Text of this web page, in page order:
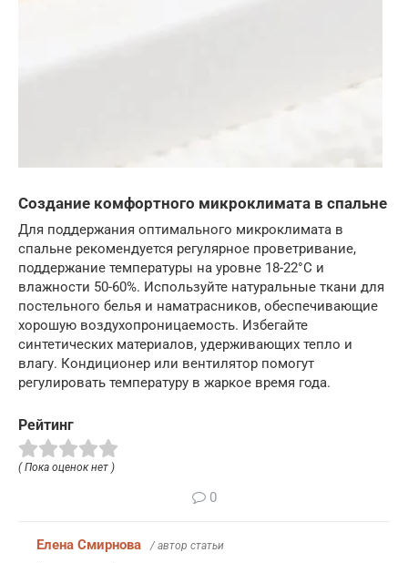
Создание комфортного микроклимата в спальне
Для поддержания оптимального микроклимата в
спальне рекомендуется регулярное проветривание,
поддержание температуры на уровне 18-22°C и
влажности 50-60%. Используйте натуральные ткани для
постельного белья и наматрасников, обеспечивающие
хорошую воздухопроницаемость. Избегайте
синтетических материалов, удерживающих тепло и
влагу. Кондиционер или вентилятор помогут
регулировать температуру в жаркое время года.
Рейтинг
( Пока оценок нет )
0
Елена Смирнова / автор статьи